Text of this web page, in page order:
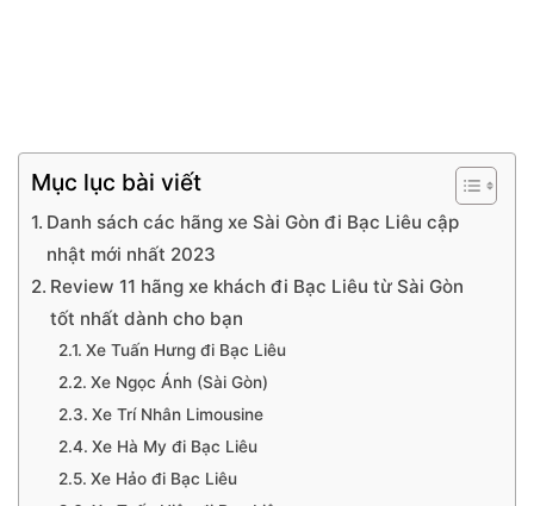
Mục lục bài viết
Danh sách các hãng xe Sài Gòn đi Bạc Liêu cập
nhật mới nhất 2023
Review 11 hãng xe khách đi Bạc Liêu từ Sài Gòn
tốt nhất dành cho bạn
Xe Tuấn Hưng đi Bạc Liêu
Xe Ngọc Ánh (Sài Gòn)
Xe Trí Nhân Limousine
Xe Hà My đi Bạc Liêu
Xe Hảo đi Bạc Liêu